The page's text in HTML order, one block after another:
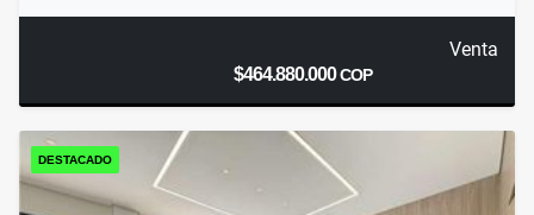
Venta
$464.880.000COP
DESTACADO